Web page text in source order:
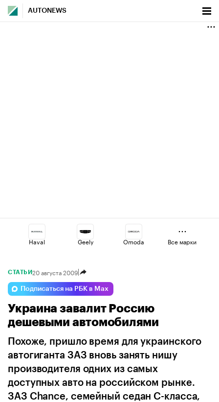
AUTONEWS
Haval Geely Omoda
Volga Voyah
Esteo Changan Lada
Все марки
СТАТЬИ20 августа 2009
Подписаться на РБК в Max
Украина завалит Россию
дешевыми автомобилями
Похоже, пришло время для украинского
автогиганта ЗАЗ вновь занять нишу
производителя одних из самых
доступных авто на российском рынке.
ЗАЗ Chance, семейный седан С-класса,